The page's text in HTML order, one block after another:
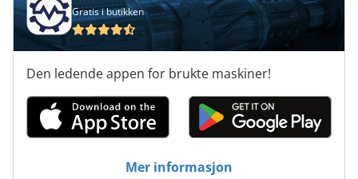
Gratis i butikken
Den ledende appen for brukte maskiner!
Mer informasjon